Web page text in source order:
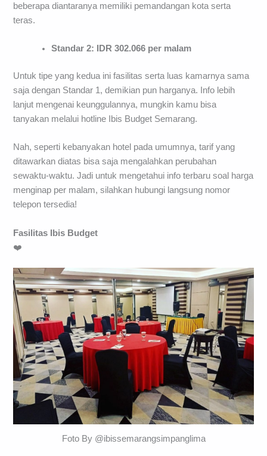
beberapa diantaranya memiliki pemandangan kota serta
teras.
Standar 2: IDR 302.066 per malam
Untuk tipe yang kedua ini fasilitas serta luas kamarnya sama
saja dengan Standar 1, demikian pun harganya. Info lebih
lanjut mengenai keunggulannya, mungkin kamu bisa
tanyakan melalui hotline Ibis Budget Semarang.
Nah, seperti kebanyakan hotel pada umumnya, tarif yang
ditawarkan diatas bisa saja mengalahkan perubahan
sewaktu-waktu. Jadi untuk mengetahui info terbaru soal harga
menginap per malam, silahkan hubungi langsung nomor
telepon tersedia!
Fasilitas Ibis Budget
❤️
Foto By @ibissemarangsimpanglima